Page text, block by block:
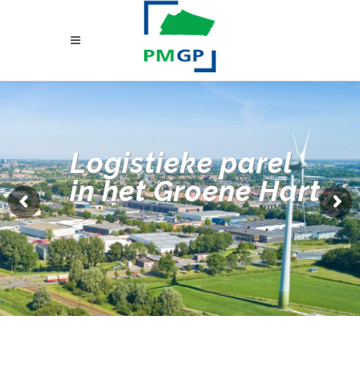
Logistieke parel
in het Groene Hart